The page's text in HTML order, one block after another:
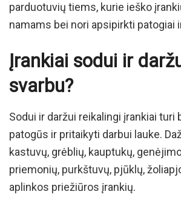
parduotuvių tiems, kurie ieško
namams bei nori apsipirkti patogiai
Įrankiai sodui ir
svarbu?
Sodui ir daržui reikalingi įrankiai turi
patogūs ir pritaikyti darbui lauke.
kastuvų, grėblių, kauptukų,
priemonių, purkštuvų, pjūklų,
aplinkos priežiūros įrankių.